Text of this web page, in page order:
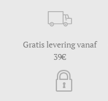
Gratis levering vanaf
39